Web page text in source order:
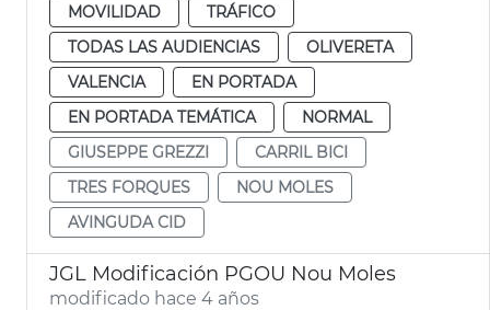
MOVILIDAD
TRÁFICO
TODAS LAS AUDIENCIAS
OLIVERETA
VALENCIA
EN PORTADA
EN PORTADA TEMÁTICA
NORMAL
GIUSEPPE GREZZI
CARRIL BICI
TRES FORQUES
NOU MOLES
AVINGUDA CID
JGL Modificación PGOU Nou Moles
modificado hace 4 años